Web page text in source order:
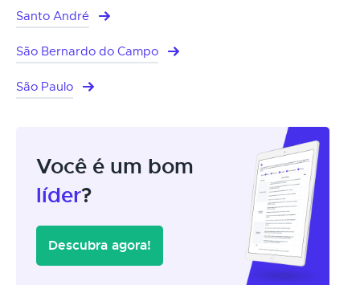
Santo André
São Bernardo do Campo
São Paulo
Você é um bom
líder?
Descubra agora!